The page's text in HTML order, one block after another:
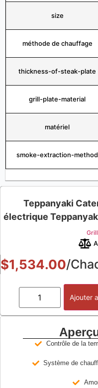
size
méthode de chauffage
thickness-of-steak-plate
grill-plate-material
matériel
smoke-extraction-method
Teppanyaki
électrique
$1,534.00/
Ajouter
Contrôle de la
Système de